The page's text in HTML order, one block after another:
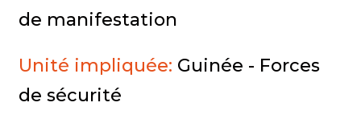
de manifestation
Unité impliquée: Guinée - Forces
de sécurité